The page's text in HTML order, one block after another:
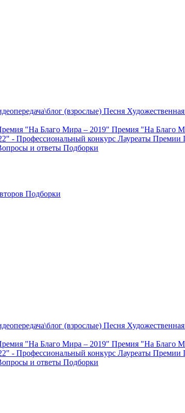
(взрослые) Песня
"На Благо Мира – 2019" Премия "На Благо
- Профессиональный конкурс Лауреаты Премии
и ответы Подборки
Подборки
(взрослые) Песня
"На Благо Мира – 2019" Премия "На Благо
- Профессиональный конкурс Лауреаты Премии
и ответы Подборки